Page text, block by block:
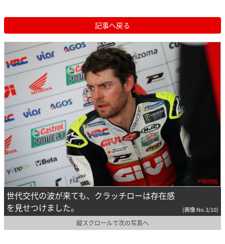
記事へ戻る
世代交代の波が来ても、クラッチローは存在感
を見せつけました。
(画像 No.3/10)
縦スクロールで次の写真へ